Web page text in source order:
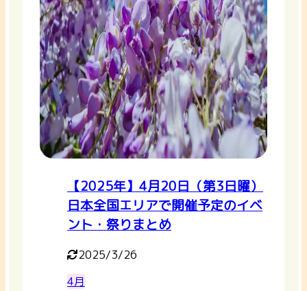
【2025年】4月20日（第3日曜）
日本全国エリアで開催予定のイベ
ント・祭りまとめ
2025/3/26
4月